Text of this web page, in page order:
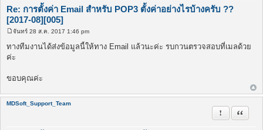
Re: การตั้งค่า Email สำหรับ POP3 ตั้งค่าอย่างไรบ้างครับ ??
[2017-08][005]
พ
ส
ต์
จันทร์ 28 ส.ค. 2017 1:46 pm
ทางทีมงานได้ส่งข้อมูลนี้ให้ทาง Email แล้วนะค่ะ รบกวนตรวจสอบที่เมลด้วย
ค่ะ
ขอบคุณค่ะ
MDSoft_Support_Team
รายงานในข้
อ้างคำ